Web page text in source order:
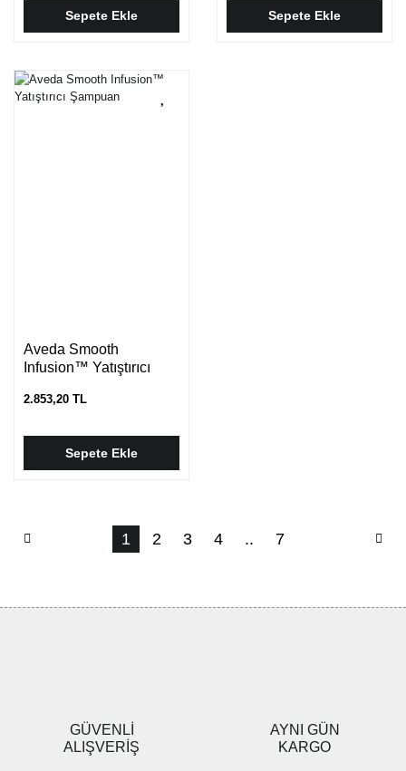
Sepete Ekle Sepete Ekle
Aveda Smooth
Infusion™ Yatıştırıcı
2.853,20 TL
Sepete Ekle
1 2 3 4 .. 7
GÜVENLİ
ALIŞVERİŞ
AYNI GÜN
KARGO